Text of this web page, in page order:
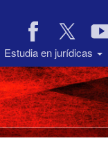
Estudia en jurídicas